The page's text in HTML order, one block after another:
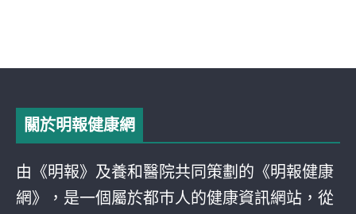
關於明報健康網
由《明報》及養和醫院共同策劃的《明報健康
網》，是一個屬於都巿人的健康資訊網站，從